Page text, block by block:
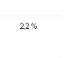
2,2 %